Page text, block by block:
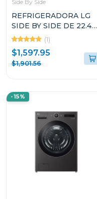
Side By Side
REFRIGERADORA LG
SIDE BY SIDE DE 22.4P³
INSTAVIEW DOOR IN
DOOR CRAFT ICE
VS25XHWCB
(1)
$1,597.95
$1,901.56
-15%